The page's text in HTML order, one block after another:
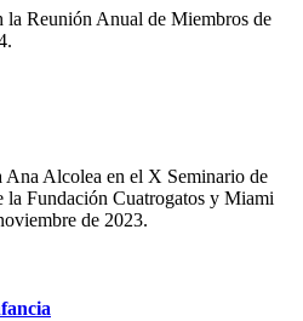
la Reunión Anual de Miembros de
Ana Alcolea en el X Seminario de
Fundación Cuatrogatos y Miami
de 2023.